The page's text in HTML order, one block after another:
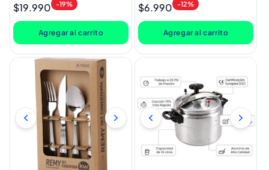
Lugano
habitual
de
oferta
$19.990 -19%
Agregar al carrito
habitual
de
oferta
$6.990 -12%
Agregar al carrito